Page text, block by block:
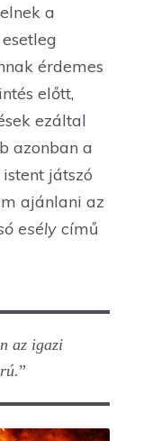
a
érdemes
előtt,
ezáltal
azonban a
játszó
ajánlani az
esély című
az igazi
”